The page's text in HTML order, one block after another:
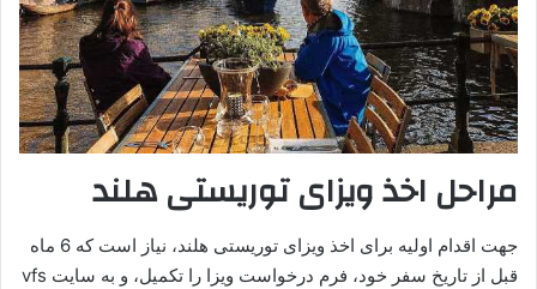
مراحل اخذ ویزای توریستی هلند
جهت اقدام اولیه برای اخذ ویزای توریستی هلند، نیاز است که 6 ماه
قبل از تاریخ سفر خود، فرم درخواست ویزا را تکمیل، و به سایت vfs